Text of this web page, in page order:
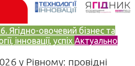
Ягідно-овочевий бізнес та
інновації, успіх Актуально
у Рівному: провідні